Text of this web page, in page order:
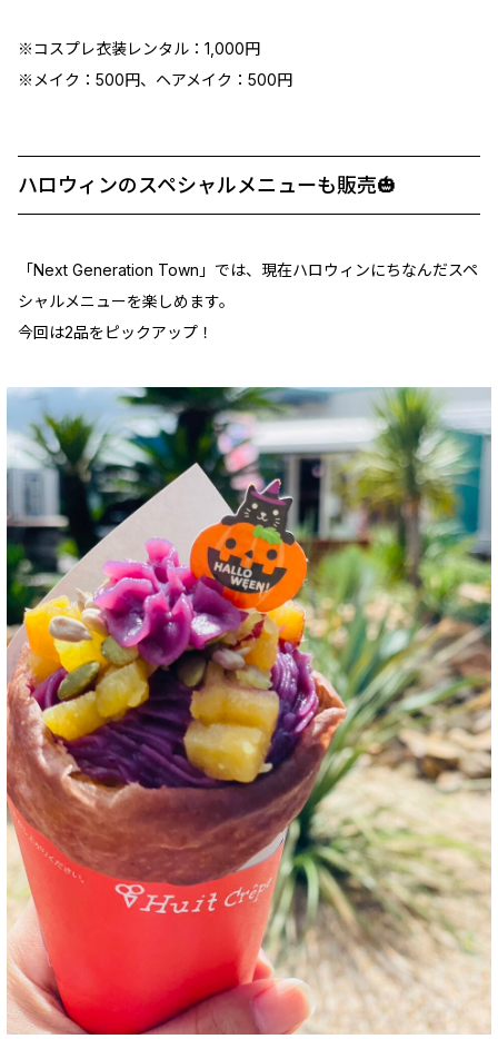
※コスプレ衣装レンタル：1,000円
※メイク：500円、ヘアメイク：500円
ハロウィンのスペシャルメニューも販売🎃
「Next Generation Town」では、現在ハロウィンにちなんだスペ
シャルメニューを楽しめます。
今回は2品をピックアップ！